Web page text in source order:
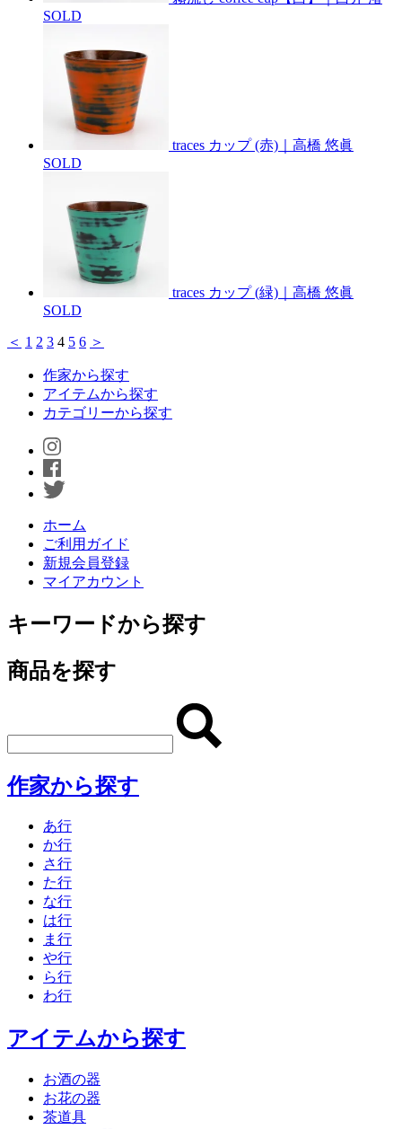
SOLD
traces カップ (赤)｜高橋 悠眞
SOLD
traces カップ (緑)｜高橋 悠眞
SOLD
＜ 1 2 3 4 5 6 ＞
作家から探す
アイテムから探す
カテゴリーから探す
ホーム
ご利用ガイド
新規会員登録
マイアカウント
キーワードから探す
商品を探す
作家から探す
あ行
か行
さ行
た行
な行
は行
ま行
や行
ら行
わ行
アイテムから探す
お酒の器
お花の器
茶道具